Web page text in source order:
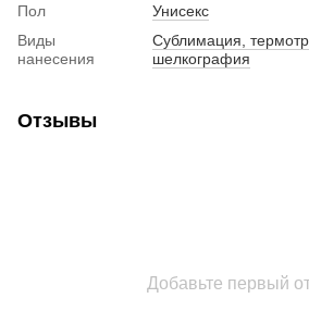
Пол
Унисекс
Виды
нанесения
Сублимация,
шелкография
Отзывы
Добавьте первый